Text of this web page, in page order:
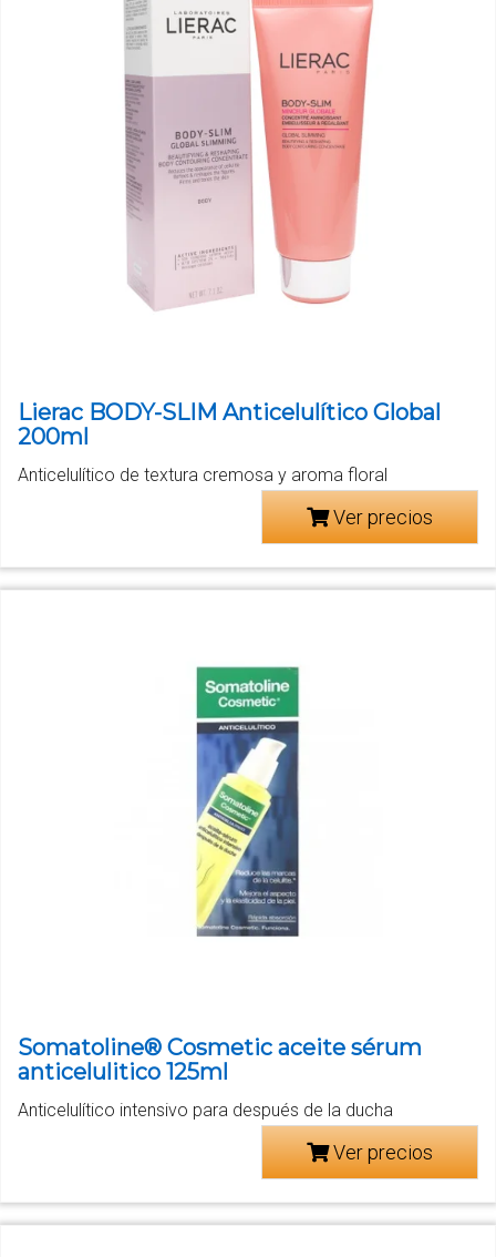
Lierac BODY-SLIM Anticelulítico Global
200ml
Anticelulítico de textura cremosa y aroma floral
Ver precios
Somatoline® Cosmetic aceite sérum
anticelulitico 125ml
Anticelulítico intensivo para después de la ducha
Ver precios